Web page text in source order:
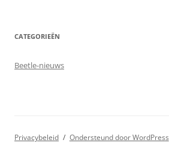
CATEGORIEËN
Beetle-nieuws
Privacybeleid Ondersteund door WordPress